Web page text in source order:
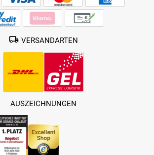
VERSANDARTEN
AUSZEICHNUNGEN